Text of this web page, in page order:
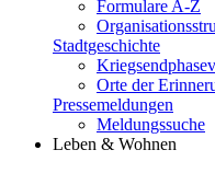
Formulare A-Z
Stadtgeschichte
Orte der
Pressemeldungen
Meldungssuche
Leben & Wohnen